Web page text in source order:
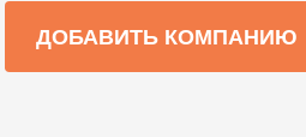
ДОБАВИТЬ КОМПАНИЮ